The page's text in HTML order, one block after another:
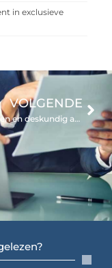
in exclusieve
VOLGENDE
Een ervaren en deskundig administratiekantoor voor bedrijven in regio Vlaardingen